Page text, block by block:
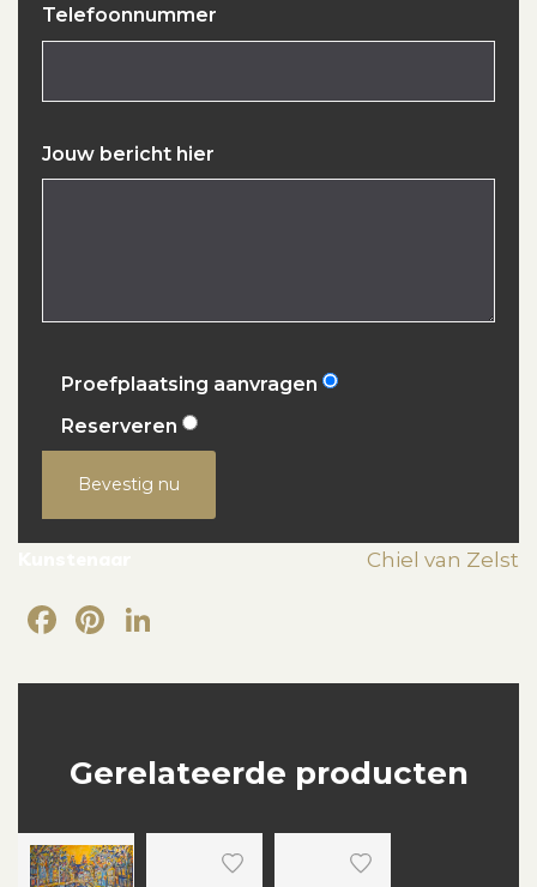
Telefoonnummer
Jouw bericht hier
Proefplaatsing aanvragen
Reserveren
Bevestig nu
Chiel van Zelst
Facebook
Pinterest
Gerelateerde producten